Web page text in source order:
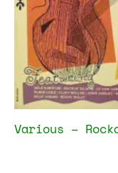
Various –